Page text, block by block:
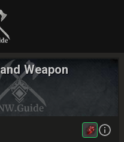
Weapon